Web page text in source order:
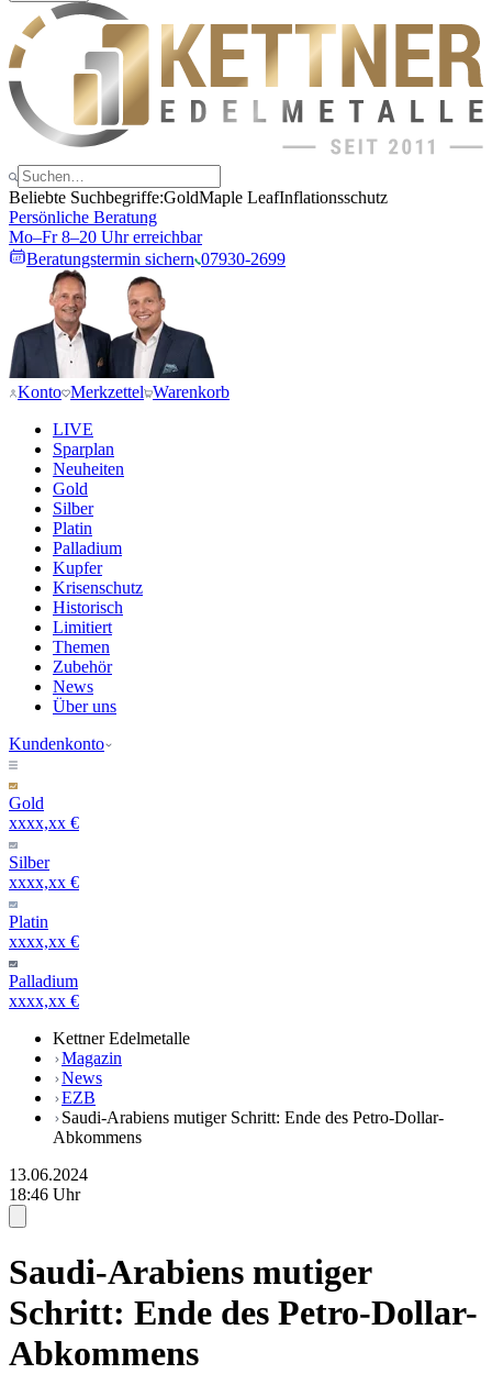
Beliebte Suchbegriffe:GoldMaple LeafInflationsschutz
Persönliche Beratung
Mo–Fr 8–20 Uhr erreichbar
Beratungstermin sichern 07930-2699
Konto Merkzettel Warenkorb
LIVE
Sparplan
Neuheiten
Gold
Silber
Platin
Palladium
Kupfer
Krisenschutz
Historisch
Limitiert
Themen
Zubehör
News
Über uns
Kundenkonto
Gold
xxxx,xx €
Silber
xxxx,xx €
Platin
xxxx,xx €
Palladium
xxxx,xx €
Kettner Edelmetalle
Magazin
News
EZB
Saudi-Arabiens mutiger Schritt: Ende des Petro-Dollar-
Abkommens
13.06.2024
18:46 Uhr
Saudi-Arabiens mutiger
Schritt: Ende des Petro-Dollar-
Abkommens